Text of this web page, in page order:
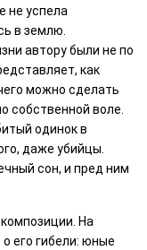
не успела
в землю.
автору были не по
как
можно сделать
собственной воле.
одинок в
даже убийцы.
сон, и пред ним
На
его гибели: юные